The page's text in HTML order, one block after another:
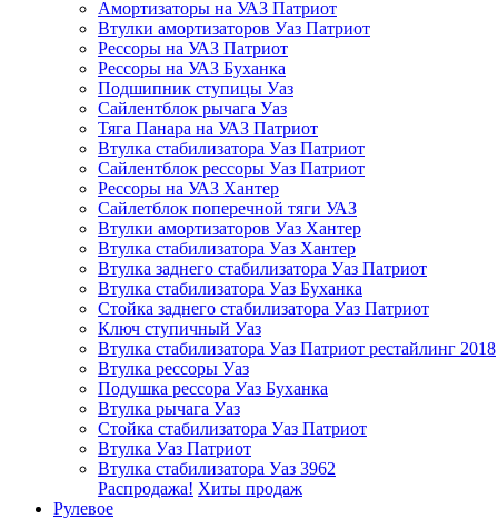
Амортизаторы на УАЗ Патриот
Втулки амортизаторов Уаз Патриот
Рессоры на УАЗ Патриот
Рессоры на УАЗ Буханка
Подшипник ступицы Уаз
Сайлентблок рычага Уаз
Тяга Панара на УАЗ Патриот
Втулка стабилизатора Уаз Патриот
Сайлентблок рессоры Уаз Патриот
Рессоры на УАЗ Хантер
Сайлетблок поперечной тяги УАЗ
Втулки амортизаторов Уаз Хантер
Втулка стабилизатора Уаз Хантер
Втулка заднего стабилизатора Уаз Патриот
Втулка стабилизатора Уаз Буханка
Стойка заднего стабилизатора Уаз Патриот
Ключ ступичный Уаз
Втулка стабилизатора Уаз Патриот рестайлинг 2018
Втулка рессоры Уаз
Подушка рессора Уаз Буханка
Втулка рычага Уаз
Стойка стабилизатора Уаз Патриот
Втулка Уаз Патриот
Втулка стабилизатора Уаз 3962
Распродажа! Хиты продаж
Рулевое